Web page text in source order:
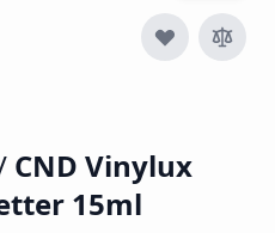
CND Vinylux
15ml